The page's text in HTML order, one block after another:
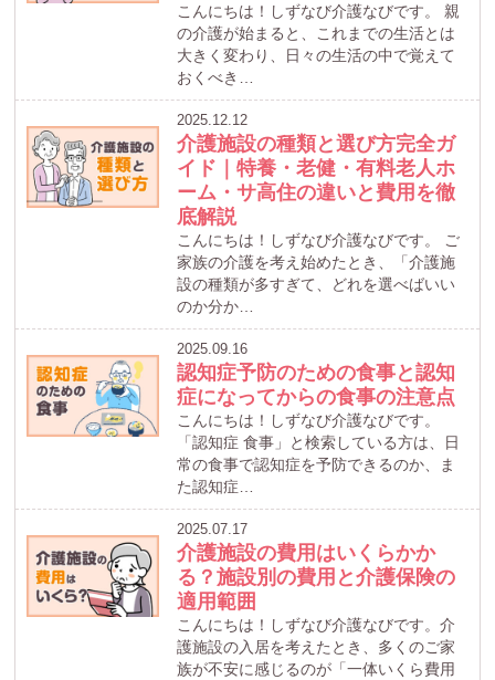
こんにちは！しずなび介護なびです。 親
の介護が始まると、これまでの生活とは
大きく変わり、日々の生活の中で覚えて
おくべき…
2025.12.12
介護施設の種類と選び方完全ガ
イド｜特養・老健・有料老人ホ
ーム・サ高住の違いと費用を徹
底解説
こんにちは！しずなび介護なびです。 ご
家族の介護を考え始めたとき、「介護施
設の種類が多すぎて、どれを選べばいい
のか分か…
2025.09.16
認知症予防のための食事と認知
症になってからの食事の注意点
こんにちは！しずなび介護なびです。
「認知症 食事」と検索している方は、日
常の食事で認知症を予防できるのか、ま
た認知症…
2025.07.17
介護施設の費用はいくらかか
る？施設別の費用と介護保険の
適用範囲
こんにちは！しずなび介護なびです。介
護施設の入居を考えたとき、多くのご家
族が不安に感じるのが「一体いくら費用